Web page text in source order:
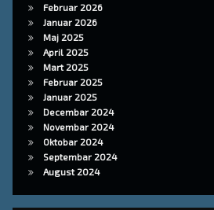
Februar 2026
Januar 2026
Maj 2025
April 2025
Mart 2025
Februar 2025
Januar 2025
Decembar 2024
Novembar 2024
Oktobar 2024
Septembar 2024
August 2024